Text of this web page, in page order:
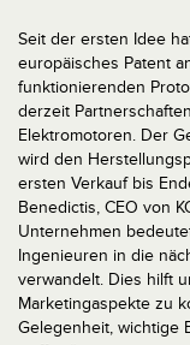
Seit der ersten Idee
europäisches Patent
funktionierenden
derzeit
Elektromotoren. Der
wird den
ersten Verkauf bis
Benedictis, CEO von
Unternehmen
Ingenieuren in die
verwandelt. Dies hilft
Marketingaspekte zu
Gelegenheit, wichtige